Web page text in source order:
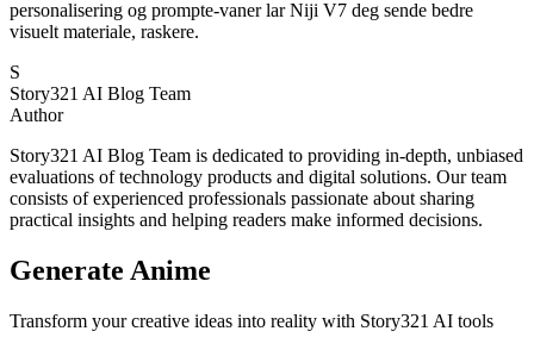
personalisering og prompte-vaner lar Niji V7 deg sende bedre
visuelt materiale, raskere.
S
Story321 AI Blog Team
Author
Story321 AI Blog Team is dedicated to providing in-depth, unbiased
evaluations of technology products and digital solutions. Our team
consists of experienced professionals passionate about sharing
practical insights and helping readers make informed decisions.
Generate Anime
Transform your creative ideas into reality with Story321 AI tools